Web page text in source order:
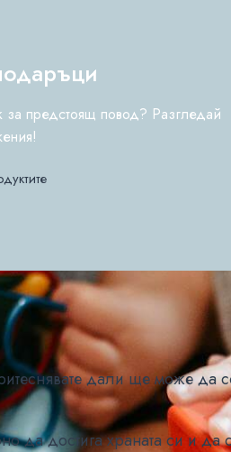
за предстоящ повод? Разгледай
дали ще може
да достига храната си и